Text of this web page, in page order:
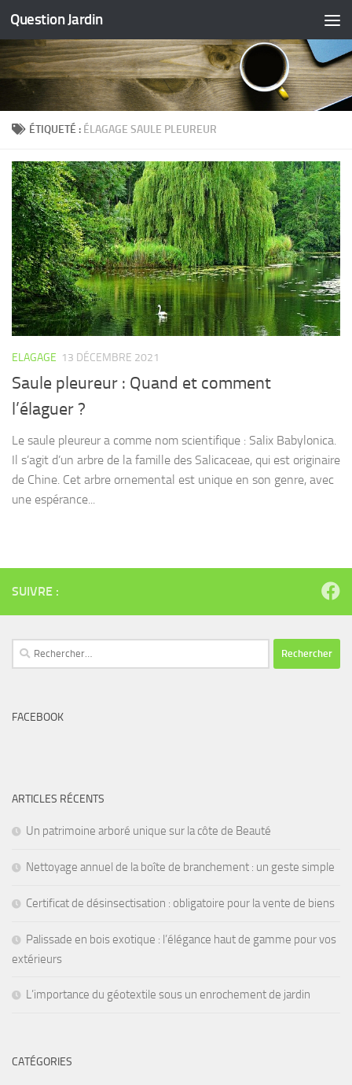
Skip to content
Question Jardin
ÉTIQUETÉ : ÉLAGAGE SAULE PLEUREUR
ELAGAGE 13 DÉCEMBRE 2021
Saule pleureur : Quand et comment
l’élaguer ?
Le saule pleureur a comme nom scientifique : Salix Babylonica.
Il s’agit d’un arbre de la famille des Salicaceae, qui est originaire
de Chine. Cet arbre ornemental est unique en son genre, avec
une espérance...
SUIVRE :
Rechercher :
FACEBOOK
ARTICLES RÉCENTS
Un patrimoine arboré unique sur la côte de Beauté
Nettoyage annuel de la boîte de branchement : un geste simple
Certificat de désinsectisation : obligatoire pour la vente de biens
Palissade en bois exotique : l’élégance haut de gamme pour vos
extérieurs
L’importance du géotextile sous un enrochement de jardin
CATÉGORIES